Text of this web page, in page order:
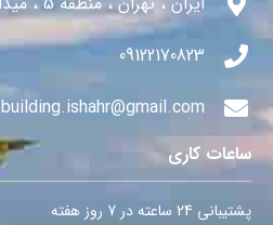
09122170823
building.ishahr@gmail.com
ساعات کاری
پشتیبانی 24 ساعته در 7 روز هفته